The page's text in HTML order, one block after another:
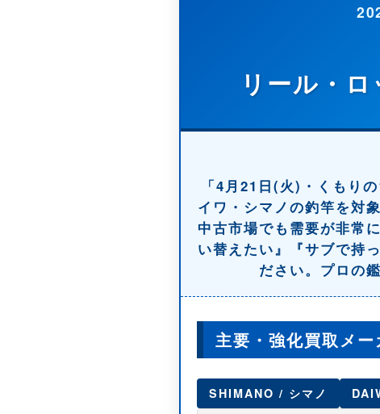
リール・
「4月21日(火)・くもり
イワ ・ シマノの釣竿を対
中古市場でも需要が非常
い替えたい』『サブで持
ださい。プロの
主要・強化買取メー
SHIMANO / シマノ